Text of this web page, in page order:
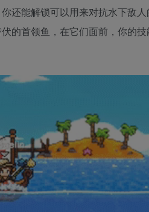
还能解锁可以用来对抗水下敌
首领鱼，在它们面前，你的技